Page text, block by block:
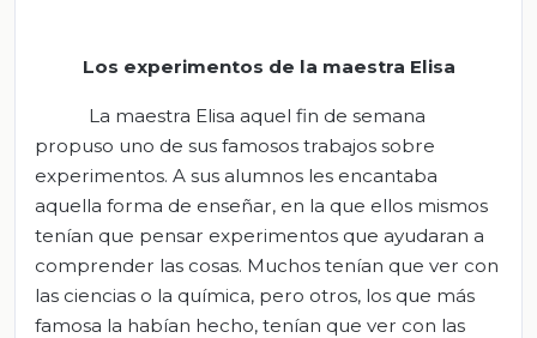
Los experimentos de la maestra Elisa
La maestra Elisa aquel fin de semana
propuso uno de sus famosos trabajos sobre
experimentos. A sus alumnos les encantaba
aquella forma de enseñar, en la que ellos mismos
tenían que pensar experimentos que ayudaran a
comprender las cosas. Muchos tenían que ver con
las ciencias o la química, pero otros, los que más
famosa la habían hecho, tenían que ver con las